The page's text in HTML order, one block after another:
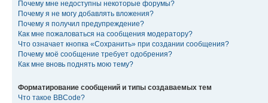
Почему мне недоступны некоторые форумы?
Почему я не могу добавлять вложения?
Почему я получил предупреждение?
Как мне пожаловаться на сообщения модератору?
Что означает кнопка «Сохранить» при создании сообщения?
Почему моё сообщение требует одобрения?
Как мне вновь поднять мою тему?
Форматирование сообщений и типы создаваемых тем
Что такое BBCode?